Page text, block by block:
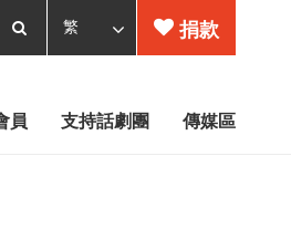
員 支持話劇團 傳媒區
捐款